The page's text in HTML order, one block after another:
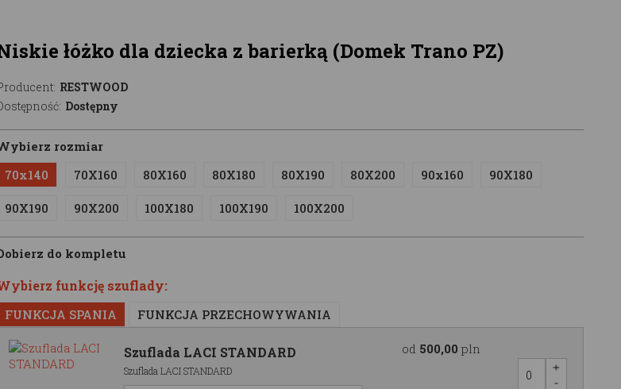
łóżko dla dziecka z barierką (Domek Trano PZ)
RESTWOOD
Dostępny
rozmiar
70x140
70X160 80X160 80X180 80X190 80X200 90x160 90X180
90X190 90X200 100X180 100X190 100X200
do kompletu
funkcję szuflady:
FUNKCJA SPANIA FUNKCJA PRZECHOWYWANIA
Szuflada LACI STANDARD
Szuflada LACI STANDARD
od 500,00 pln